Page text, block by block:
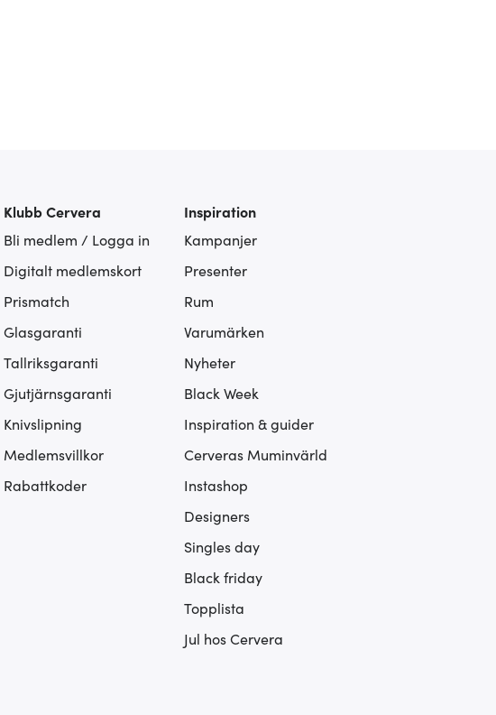
Klubb Cervera
Bli medlem / Logga in
Digitalt medlemskort
Prismatch
Glasgaranti
Tallriksgaranti
Gjutjärnsgaranti
Knivslipning
Medlemsvillkor
Rabattkoder
Inspiration
Kampanjer
Presenter
Rum
Varumärken
Nyheter
Black Week
Inspiration & guider
Cerveras Muminvärld
Instashop
Designers
Singles day
Black friday
Topplista
Jul hos Cervera